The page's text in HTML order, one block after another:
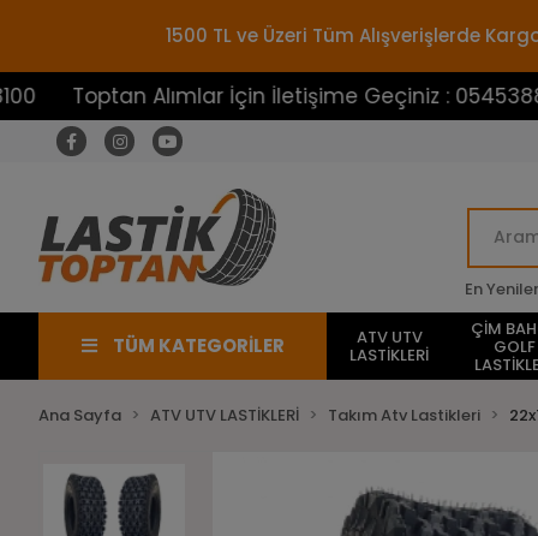
1500 TL ve Üzeri Tüm Alışverişlerde
Alımlar İçin İletişime Geçiniz : 05453883100
En Yeniler
TÜM KATEGORİLER ATV UTV
LASTİKLERİ
ÇİM
GOLF
Ana Sayfa ATV UTV LASTİKLERİ Takım Atv Lastikleri